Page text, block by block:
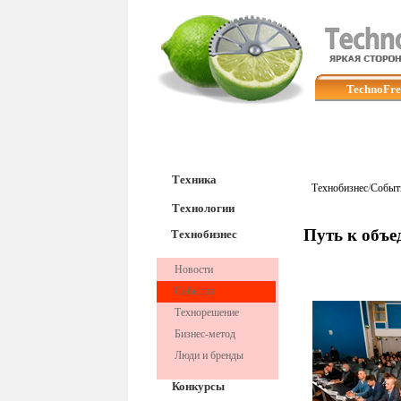
Техника
Технологии
Технобизнес
Новости
События
Технорешение
Бизнес-метод
Люди и бренды
Конкурсы
Технобизнес/
Путь к